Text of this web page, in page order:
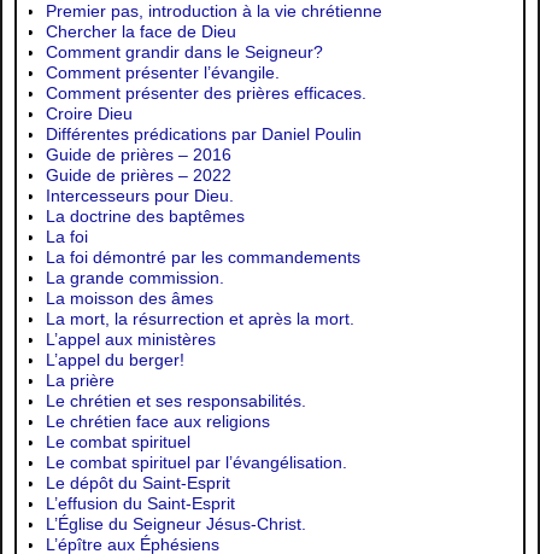
Premier pas, introduction à la vie chrétienne
Chercher la face de Dieu
Comment grandir dans le Seigneur?
Comment présenter l’évangile.
Comment présenter des prières efficaces.
Croire Dieu
Différentes prédications par Daniel Poulin
Guide de prières – 2016
Guide de prières – 2022
Intercesseurs pour Dieu.
La doctrine des baptêmes
La foi
La foi démontré par les commandements
La grande commission.
La moisson des âmes
La mort, la résurrection et après la mort.
L’appel aux ministères
L’appel du berger!
La prière
Le chrétien et ses responsabilités.
Le chrétien face aux religions
Le combat spirituel
Le combat spirituel par l’évangélisation.
Le dépôt du Saint-Esprit
L’effusion du Saint-Esprit
L’Église du Seigneur Jésus-Christ.
L’épître aux Éphésiens